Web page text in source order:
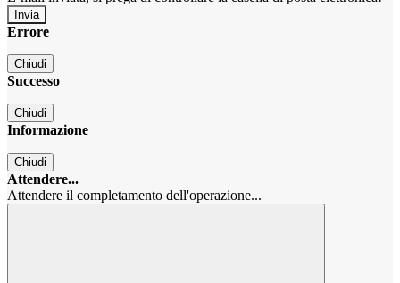
Errore
Chiudi
Successo
Chiudi
Informazione
Chiudi
Attendere...
Attendere il completamento dell'operazione...